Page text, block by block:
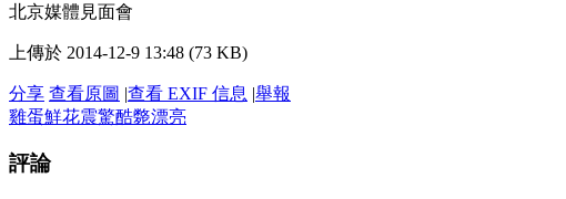
北京媒體見面會
上傳於 2014-12-9 13:48 (73 KB)
分享 查看原圖 |查看 EXIF 信息 |舉報
雞蛋鮮花震驚酷斃漂亮
評論